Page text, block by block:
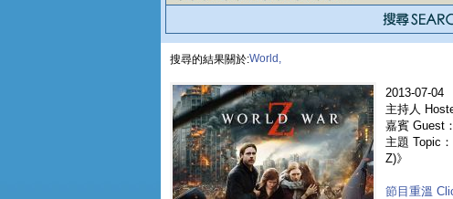
搜尋的結果關於:World,
2013-07-04
主持人
嘉賓 Guest：
主題 Topic
Z)》
節目重溫